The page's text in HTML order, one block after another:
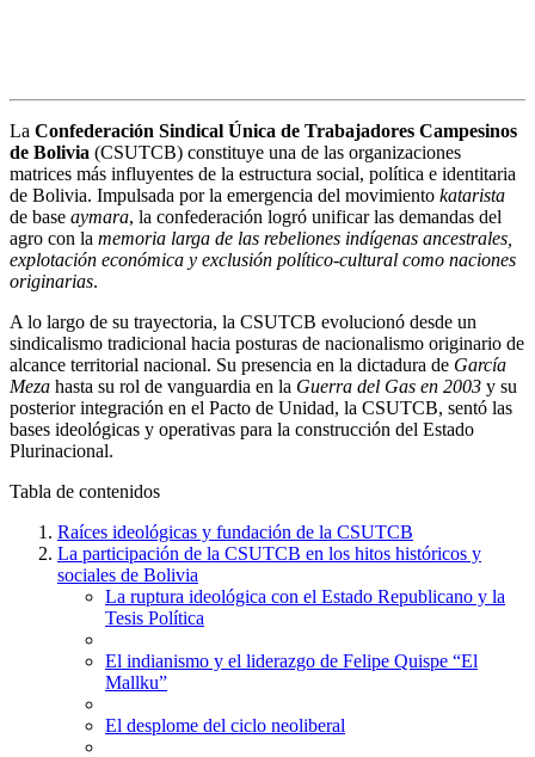
La Confederación Sindical Única de Trabajadores Campesinos
de Bolivia (CSUTCB) constituye una de las organizaciones
matrices más influyentes de la estructura social, política e identitaria
de Bolivia. Impulsada por la emergencia del movimiento katarista
de base aymara, la confederación logró unificar las demandas del
agro con la memoria larga de las rebeliones indígenas ancestrales,
explotación económica y exclusión político-cultural como naciones
originarias.
A lo largo de su trayectoria, la CSUTCB evolucionó desde un
sindicalismo tradicional hacia posturas de nacionalismo originario de
alcance territorial nacional. Su presencia en la dictadura de García
Meza hasta su rol de vanguardia en la Guerra del Gas en 2003 y su
posterior integración en el Pacto de Unidad, la CSUTCB, sentó las
bases ideológicas y operativas para la construcción del Estado
Plurinacional.
Tabla de contenidos
Raíces ideológicas y fundación de la CSUTCB
La participación de la CSUTCB en los hitos históricos y
sociales de Bolivia
La ruptura ideológica con el Estado Republicano y la
Tesis Política
El indianismo y el liderazgo de Felipe Quispe “El
Mallku”
El desplome del ciclo neoliberal